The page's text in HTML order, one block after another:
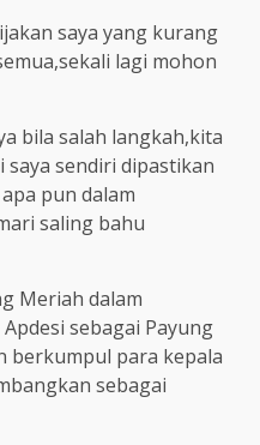
saya yang kurang
lagi mohon
bila salah langkah,kita
sendiri dipastikan
pun dalam
saling bahu
Meriah dalam
sebagai Payung
berkumpul para kepala
sebagai